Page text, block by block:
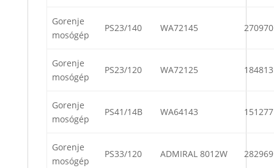
Gorenje
mosógép
PS23/140 WA72145 270970
Gorenje
mosógép
PS23/120 WA72125 184813
Gorenje
mosógép
PS41/14B WA64143 151277
Gorenje
mosógép
PS33/120 ADMIRAL 8012W 282969